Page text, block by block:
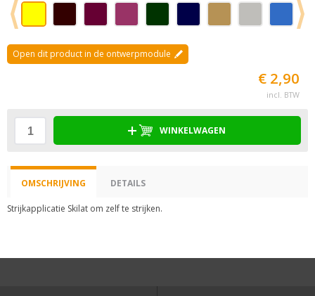
Open dit product in de ontwerpmodule
€ 2,90
incl. BTW
WINKELWAGEN
OMSCHRIJVING DETAILS
Strijkapplicatie Skilat om zelf te strijken.